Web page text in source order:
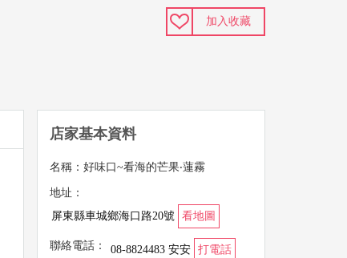
加入收藏
店家基本資料
名稱：好味口~看海的芒果‧蓮霧
地址：
屏東縣車城鄉海口路20號 看地圖
聯絡電話： 08-8824483 安安 打電話